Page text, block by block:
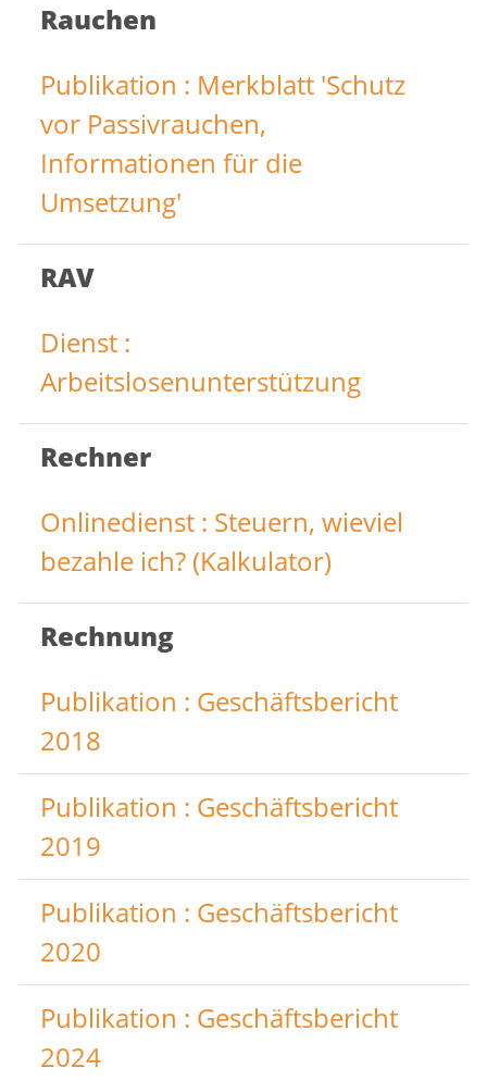
Rauchen
Publikation : Merkblatt 'Schutz
vor Passivrauchen,
Informationen für die
Umsetzung'
RAV
Dienst :
Arbeitslosenunterstützung
Rechner
Onlinedienst : Steuern, wieviel
bezahle ich? (Kalkulator)
Rechnung
Publikation : Geschäftsbericht
2018
Publikation : Geschäftsbericht
2019
Publikation : Geschäftsbericht
2020
Publikation : Geschäftsbericht
2024